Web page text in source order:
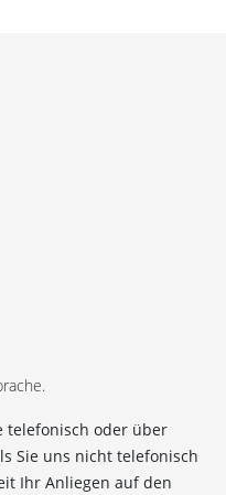
telefonisch oder über
Sie uns nicht telefonisch
Ihr Anliegen auf den